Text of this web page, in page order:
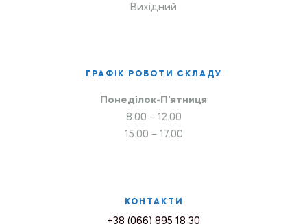
Вихідний
ГРАФІК РОБОТИ СКЛАДУ
Понеділок-П’ятниця
8.00 – 12.00
15.00 – 17.00
КОНТАКТИ
+38 (066) 895 18 30